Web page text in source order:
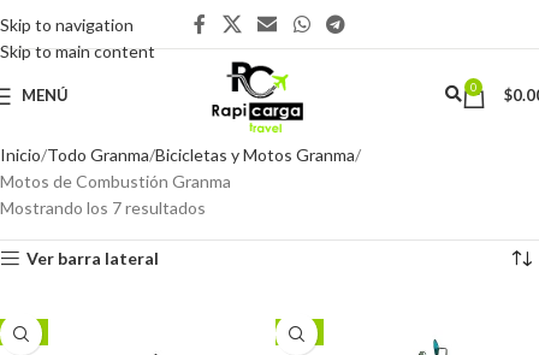
Skip to navigation
Skip to main content
MENÚ 0 $
Inicio Todo Granma Bicicletas y Motos Granma
Motos de Combustión Granma
Mostrando los 7 resultados
Ver barra lateral
-9% -4%